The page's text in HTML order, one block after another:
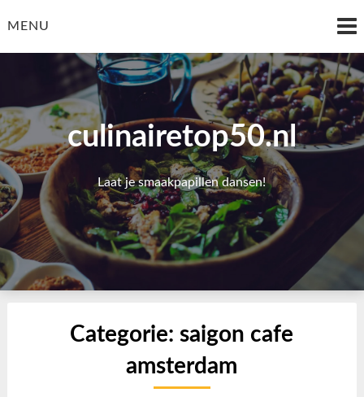
toMENU
culinairetop50.nl
Laat je smaakpapillen dansen!
Categorie: saigon cafe
amsterdam